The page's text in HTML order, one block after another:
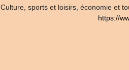
Culture, sports et loisirs, économie et
https://